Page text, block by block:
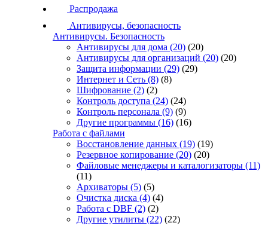
Распродажа
Антивирусы, безопасность
Антивирусы. Безопасность
Антивирусы для дома (20) (20)
Антивирусы для организаций (20) (20)
Защита информации (29) (29)
Интернет и Сеть (8) (8)
Шифрование (2) (2)
Контроль доступа (24) (24)
Контроль персонала (9) (9)
Другие программы (16) (16)
Работа с файлами
Восстановление данных (19) (19)
Резервное копирование (20) (20)
Файловые менеджеры и каталогизаторы (11)
(11)
Архиваторы (5) (5)
Очистка диска (4) (4)
Работа с DBF (2) (2)
Другие утилиты (22) (22)